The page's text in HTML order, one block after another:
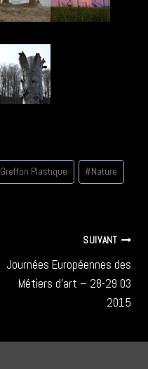
Greffon Plastique #Nature
SUIVANT
Journées Européennes des
Métiers d’art – 28-29 03
2015